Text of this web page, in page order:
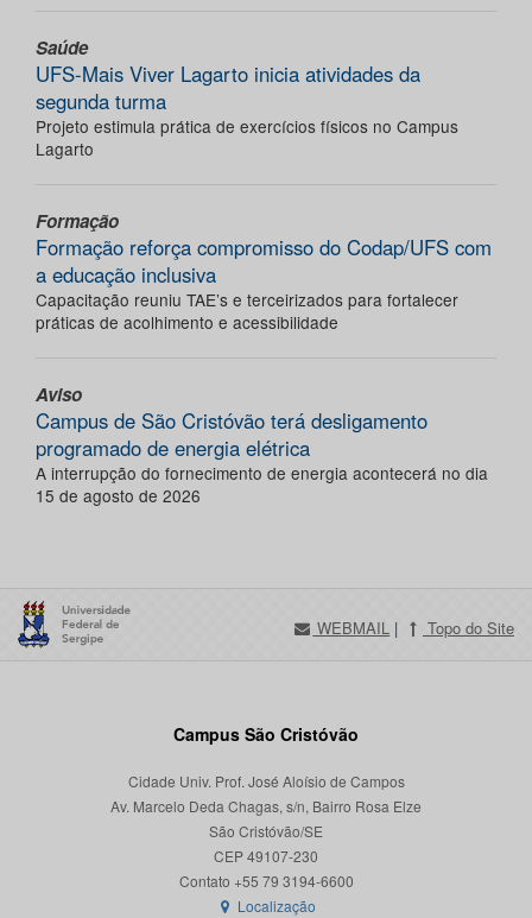
Saúde
UFS-Mais Viver Lagarto inicia atividades da
segunda turma
Projeto estimula prática de exercícios físicos no Campus
Lagarto
Formação
Formação reforça compromisso do Codap/UFS com
a educação inclusiva
Capacitação reuniu TAE’s e terceirizados para fortalecer
práticas de acolhimento e acessibilidade
Aviso
Campus de São Cristóvão terá desligamento
programado de energia elétrica
A interrupção do fornecimento de energia acontecerá no dia
15 de agosto de 2026
WEBMAIL | Topo do Site
Campus São Cristóvão
Cidade Univ. Prof. José Aloísio de Campos
Av. Marcelo Deda Chagas, s/n, Bairro Rosa Elze
São Cristóvão/SE
CEP 49107-230
Localização